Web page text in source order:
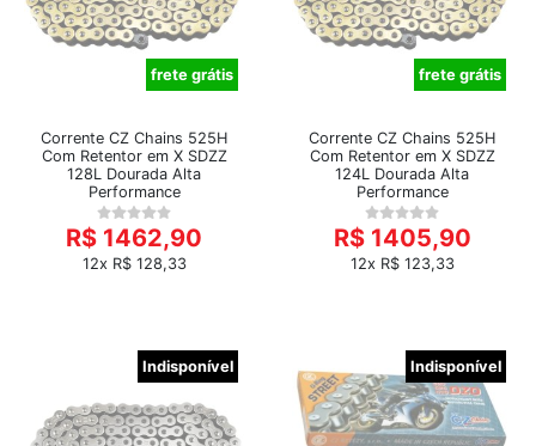
frete grátis
Corrente CZ Chains 525H
Com Retentor em X SDZZ
128L Dourada Alta
Performance
R$ 1462,90
12x R$ 128,33
frete grátis
Corrente CZ Chains 525H
Com Retentor em X SDZZ
124L Dourada Alta
Performance
R$ 1405,90
12x R$ 123,33
Indisponível Indisponível